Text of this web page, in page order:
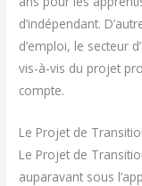
d’indépendant.
d’emploi, le secteur
vis-à-vis du projet
compte.
Le Projet de
Le Projet de
auparavant sous